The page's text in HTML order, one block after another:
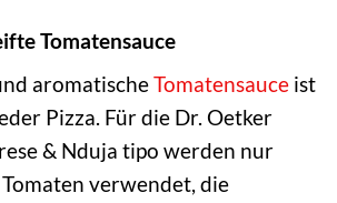
Tomatensauce
aromatischeTomatensauce ist
Pizza. Für die Dr. Oetker
& Nduja tipo werden nur
verwendet, die